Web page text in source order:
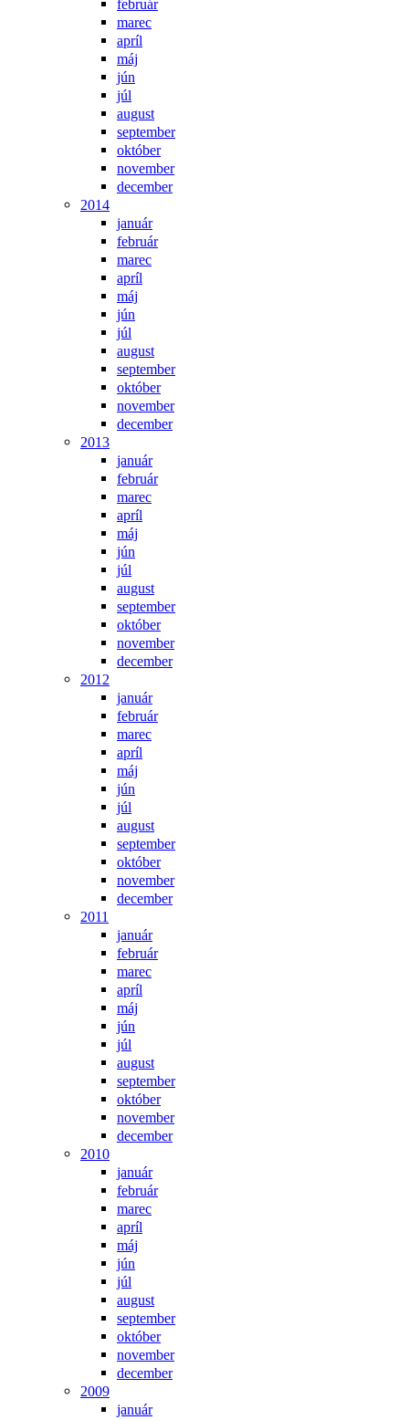
február
marec
apríl
máj
jún
júl
august
september
október
november
december
2014
január
február
marec
apríl
máj
jún
júl
august
september
október
november
december
2013
január
február
marec
apríl
máj
jún
júl
august
september
október
november
december
2012
január
február
marec
apríl
máj
jún
júl
august
september
október
november
december
2011
január
február
marec
apríl
máj
jún
júl
august
september
október
november
december
2010
január
február
marec
apríl
máj
jún
júl
august
september
október
november
december
2009
január